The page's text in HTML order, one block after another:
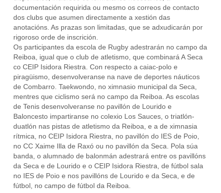
documentación requirida ou mesmo os correos de contacto
dos clubs que asumen directamente a xestión das
anotacións. As prazas son limitadas, que se adxudicarán por
rigoroso orde de inscrición.
Os participantes da escola de Rugby adestrarán no campo da
Reiboa, igual que o club de atletismo, que combinará A Seca
co CEIP Isidora Riestra. Con respecto a caiac-polo e
piragüismo, desenvolveranse na nave de deportes náuticos
de Combarro. Taekwondo, no ximnasio municipal da Seca,
mentres que ciclismo será no campo da Reiboa. As escolas
de Tenis desenvolveranse no pavillón de Lourido e
Baloncesto impartiranse no colexio Los Sauces, o triatlón-
duatlón nas pistas de atletismo da Reiboa, e a de ximnasia
rítmica, no CEIP Isidora Riestra, no pavillón do IES de Poio,
no CC Xaime Illa de Raxó ou no pavillón da Seca. Pola súa
banda, o alumnado de balonmán adestrará entre os pavillóns
da Seca e de Lourido e o CEIP Isidora Riestra, de fútbol sala
no IES de Poio e nos pavillóns de Lourido e da Seca, e de
fútbol, no campo de fútbol da Reiboa.